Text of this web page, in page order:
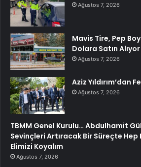
Ağustos 7, 2026
Mavis Tire, Pep
Dolara Satın Alıyor
Ağustos 7, 2026
Aziz Yıldırım’dan
Ağustos 7, 2026
TBMM Genel Kurulu… Abdulhamit
Sevinçleri Artıracak Bir Süreçte Hep
Elimizi Koyalım
Ağustos 7, 2026